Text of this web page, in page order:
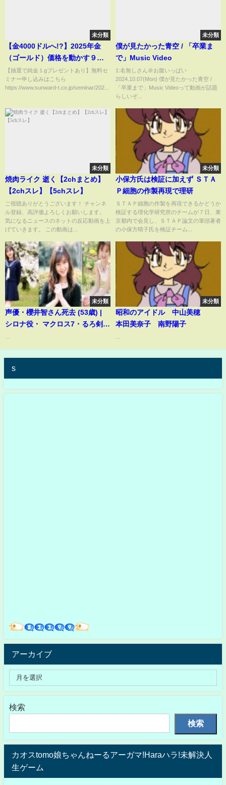
未分類
【金4000ドルへ!?】2025年金
（ゴールド）価格を動かす９大
上昇シナリオを解説&データ分
析・検証
【抽選で純金１gプレゼントあり】無料セ
ミナー申し込みはこちら
https://www.sunward-t.co.jp/seminar/202...
未分類
僕が見たかった青空 / 「卒業ま
で」Music Video
1:名無しさん＠お腹いっぱい
2024.10.07(Mon) 僕が見たかった青空 /
「卒業まで」Music Videoって動画が話題
らしいぞ...
未分類
焼肉ライク 逝く【2chまとめ】
【2chスレ】【5chスレ】
ご視聴ありがとうございます！ チャンネ
ル登録、高評価よろしくお願いします。
気になるニュースのネットの反応動画を上
げていきます。 この動画は...
未分類
小保方氏は検証に加えず ＳＴＡ
Ｐ細胞の作製再現で理研
ＳＴＡＰ細胞の作製を再現できるかどうか
検証する理化学研究所のチームが７日、東
京都内で会見し、ＳＴＡＰ論文の筆頭著者
の小保方晴子氏を検証チーム...
未分類
声優・櫻井智さん死去 (53歳) |
シロナ役・ マクロス7・るろ剣な
の末永眠
未分類
昭和のアイドル 中山美穂
本田美奈子 南野陽子
s
アーカイブ
検索
検索
カオスtomo娘ちゃんねーるアーガマ!Haraハラ!未解決人
生ゲーム